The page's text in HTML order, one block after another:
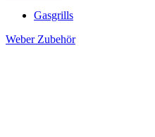
Gasgrills
Weber Zubehör